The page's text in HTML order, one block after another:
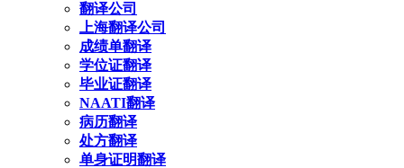
翻译公司
上海翻译公司
成绩单翻译
学位证翻译
毕业证翻译
NAATI翻译
病历翻译
处方翻译
单身证明翻译